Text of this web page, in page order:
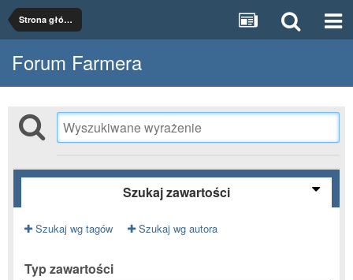
Strona główna
Forum Farmera
Szukaj zawartości
Szukaj wg tagów Szukaj wg autora
Typ zawartości